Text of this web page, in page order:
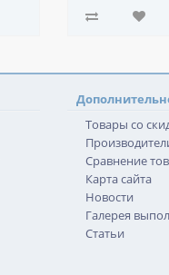
Товары со
Сравнение
Карта сайта
Новости
Галерея
Статьи